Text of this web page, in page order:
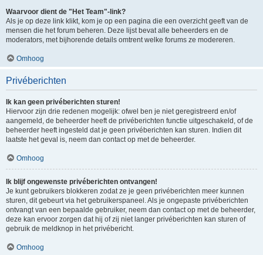
Waarvoor dient de "Het Team"-link?
Als je op deze link klikt, kom je op een pagina die een overzicht geeft van de
mensen die het forum beheren. Deze lijst bevat alle beheerders en de
moderators, met bijhorende details omtrent welke forums ze modereren.
Omhoog
Privéberichten
Ik kan geen privéberichten sturen!
Hiervoor zijn drie redenen mogelijk: ofwel ben je niet geregistreerd en/of
aangemeld, de beheerder heeft de privéberichten functie uitgeschakeld, of de
beheerder heeft ingesteld dat je geen privéberichten kan sturen. Indien dit
laatste het geval is, neem dan contact op met de beheerder.
Omhoog
Ik blijf ongewenste privéberichten ontvangen!
Je kunt gebruikers blokkeren zodat ze je geen privéberichten meer kunnen
sturen, dit gebeurt via het gebruikerspaneel. Als je ongepaste privéberichten
ontvangt van een bepaalde gebruiker, neem dan contact op met de beheerder,
deze kan ervoor zorgen dat hij of zij niet langer privéberichten kan sturen of
gebruik de meldknop in het privébericht.
Omhoog